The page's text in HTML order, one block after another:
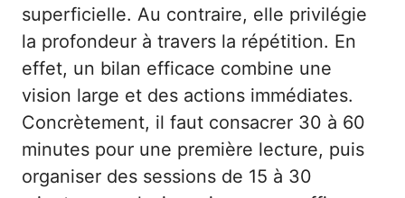
superficielle. Au contraire, elle privilégie
la profondeur à travers la répétition. En
effet, un bilan efficace combine une
vision large et des actions immédiates.
Concrètement, il faut consacrer 30 à 60
minutes pour une première lecture, puis
organiser des sessions de 15 à 30